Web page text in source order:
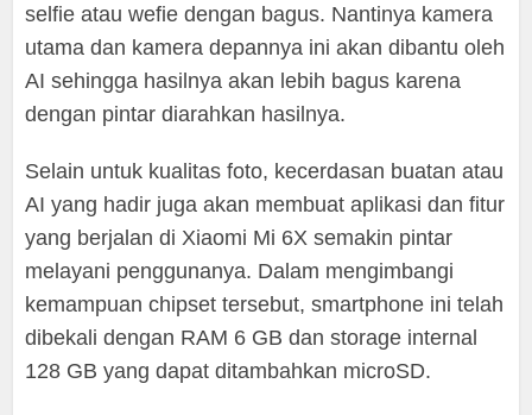
selfie atau wefie dengan bagus. Nantinya kamera
utama dan kamera depannya ini akan dibantu oleh
AI sehingga hasilnya akan lebih bagus karena
dengan pintar diarahkan hasilnya.
Selain untuk kualitas foto, kecerdasan buatan atau
AI yang hadir juga akan membuat aplikasi dan fitur
yang berjalan di Xiaomi Mi 6X semakin pintar
melayani penggunanya. Dalam mengimbangi
kemampuan chipset tersebut, smartphone ini telah
dibekali dengan RAM 6 GB dan storage internal
128 GB yang dapat ditambahkan microSD.